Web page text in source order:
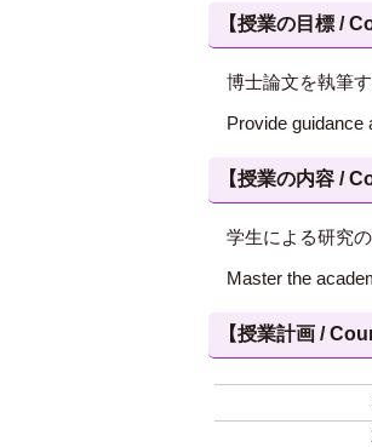
【授業の目標 /
博士論文を執筆
Provide guidance
【授業の内容 /
学生による研究
Master the
【授業計画 /